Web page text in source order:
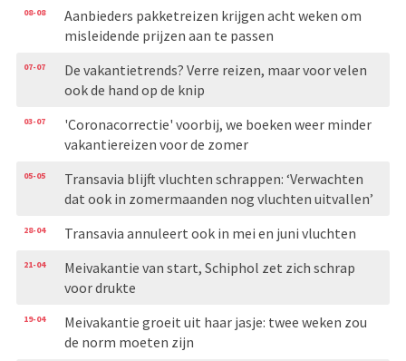
08-08
Aanbieders pakketreizen krijgen acht weken om
misleidende prijzen aan te passen
07-07
De vakantietrends? Verre reizen, maar voor velen
ook de hand op de knip
03-07
'Coronacorrectie' voorbij, we boeken weer minder
vakantiereizen voor de zomer
05-05
Transavia blijft vluchten schrappen: ‘Verwachten
dat ook in zomermaanden nog vluchten uitvallen’
28-04 Transavia annuleert ook in mei en juni vluchten
21-04
Meivakantie van start, Schiphol zet zich schrap
voor drukte
19-04
Meivakantie groeit uit haar jasje: twee weken zou
de norm moeten zijn